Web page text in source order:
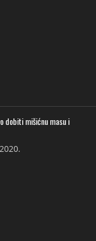
dobiti mišićnu masu i